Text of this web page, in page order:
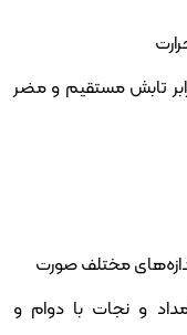
تابش مستقیم و مضر
مختلف صورت
و نجات با دوام و